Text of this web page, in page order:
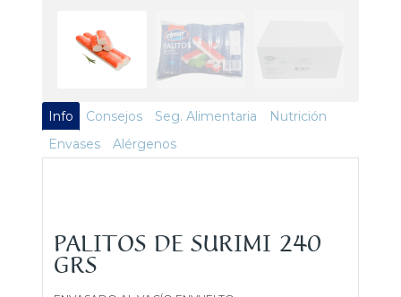
Info Consejos Seg. Alimentaria
Nutrición
Envases
Alérgenos
PALITOS DE SURIMI 240
GRS